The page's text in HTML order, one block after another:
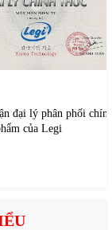
đại lý phân phối
của Legi